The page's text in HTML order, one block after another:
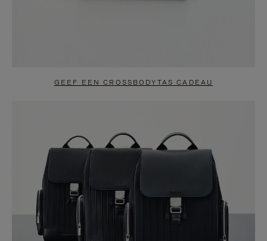
GEEF EEN CROSSBODYTAS CADEAU